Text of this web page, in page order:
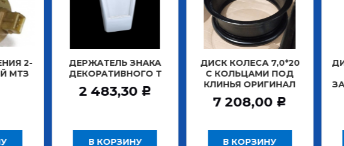
ЗНАКА
Т
КОРЗИНУ
ДИСК КОЛЕСА 7,0*20
С КОЛЬЦАМИ ПОД
КЛИНЬЯ ОРИГИНАЛ
7 208,00
В КОРЗИНУ
ДИСК КОЛЕСА 7,5*22,5
БЕСКАМЕРНЫЙ
ЗАДНИЙ ПОД КЛИНЬЯ
12 000,00
В КОРЗИНУ